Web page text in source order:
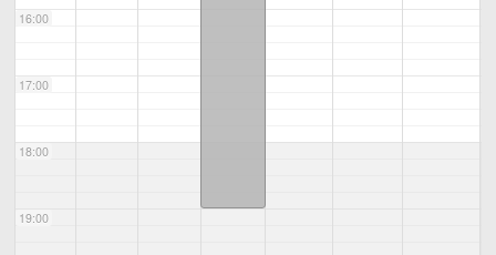
16:00
17:00
18:00
19:00